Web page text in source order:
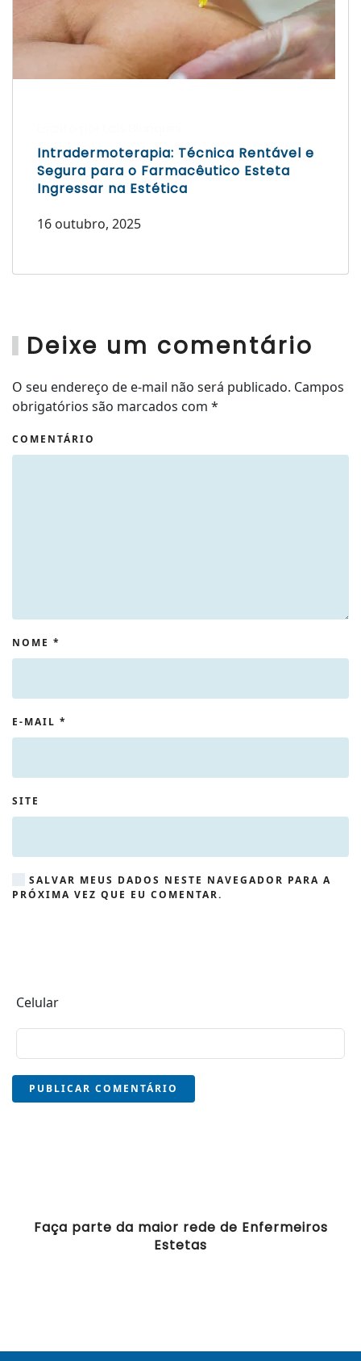
Intradermoterapia: Técnica Rentável e
Segura para o Farmacêutico Esteta
Ingressar na Estética
16 outubro, 2025
Deixe um comentário
O seu endereço de e-mail não será publicado. Campos
obrigatórios são marcados com *
COMENTÁRIO
NOME *
E-MAIL *
SITE
SALVAR MEUS DADOS NESTE NAVEGADOR PARA A
PRÓXIMA VEZ QUE EU COMENTAR.
Celular
PUBLICAR COMENTÁRIO
Faça parte da maior rede de Enfermeiros
Estetas